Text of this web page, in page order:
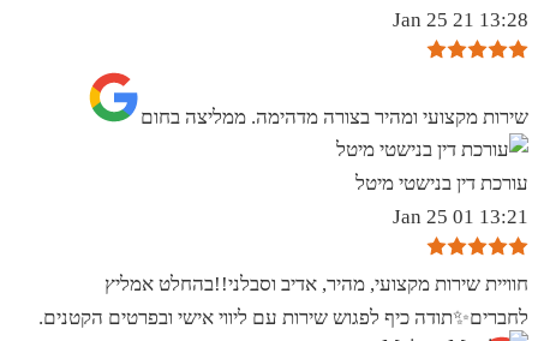
13:28 21 Jan 25
שירות מקצועי ומהיר בצורה מדהימה. ממליצה בחום
עורכת דין בנישטי מיטל
13:21 01 Jan 25
חוויית שירות מקצועי, מהיר, אדיב וסבלני!!בהחלט אמליץ
לחברים✨️תודה כיף לפגוש שירות עם ליווי אישי ובפרטים הקטנים.